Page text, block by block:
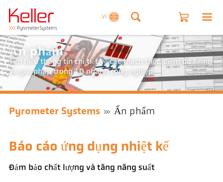
VI
Ấn phẩm
Tìm hiểu thông tin chi tiết về các thách thức, điểm đo lường
và giải pháp trong 10 ngành công nghiệp.
Pyrometer Systems Ấn phẩm
Báo cáo ứng dụng nhiệt kế
Đảm bảo chất lượng và tăng năng suất